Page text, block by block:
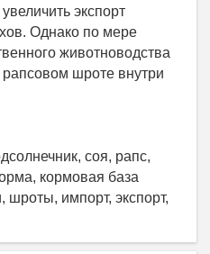
экспорт
Однако по мере
животноводства
рапсовом шроте внутри
соя, рапс,
кормовая база
импорт, экспорт,